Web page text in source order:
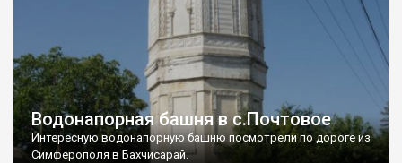
Водонапорная башня в с.Почтовое
Интересную водонапорную башню посмотрели по дороге из
Симферополя в Бахчисарай.